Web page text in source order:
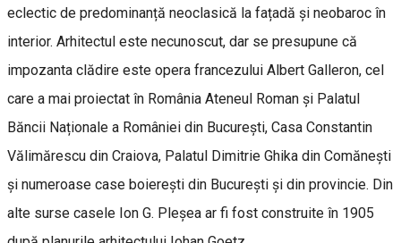
eclectic de predominanță neoclasică la fațadă și neobaroc în
interior. Arhitectul este necunoscut, dar se presupune că
impozanta clădire este opera francezului Albert Galleron, cel
care a mai proiectat în România Ateneul Roman și Palatul
Băncii Naționale a României din București, Casa Constantin
Vălimărescu din Craiova, Palatul Dimitrie Ghika din Comănești
și numeroase case boierești din București și din provincie. Din
alte surse casele Ion G. Pleșea ar fi fost construite în 1905